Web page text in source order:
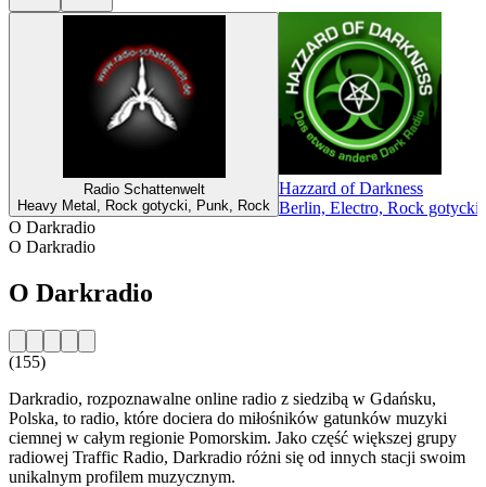
Radio Schattenwelt
Heavy Metal, Rock gotycki, Punk, Rock
Hazzard of Darkness
Berlin, Electro, Rock
O Darkradio
O Darkradio
O Darkradio
(155)
Darkradio, rozpoznawalne online radio z siedzibą w Gdańsku,
Polska, to radio, które dociera do miłośników gatunków muzyki
ciemnej w całym regionie Pomorskim. Jako część większej grupy
radiowej Traffic Radio, Darkradio różni się od innych stacji swoim
unikalnym profilem muzycznym.